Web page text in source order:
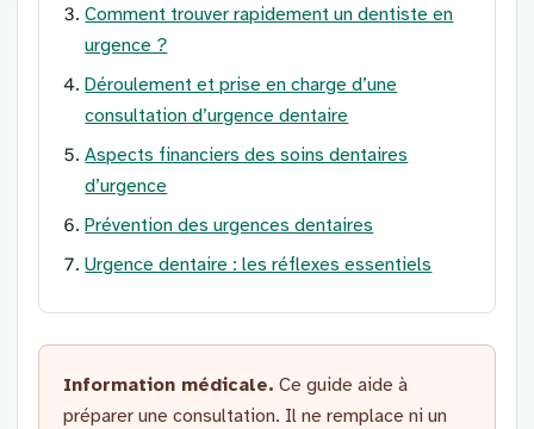
Comment trouver rapidement un dentiste en
urgence ?
Déroulement et prise en charge d’une
consultation d’urgence dentaire
Aspects financiers des soins dentaires
d’urgence
Prévention des urgences dentaires
Urgence dentaire : les réflexes essentiels
Information médicale. Ce guide aide à
préparer une consultation. Il ne remplace ni un